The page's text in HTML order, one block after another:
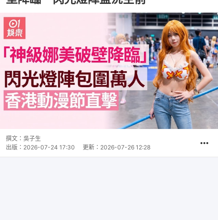
撰文： 吳子生
出版： 2026-07-24 17:30 更新： 2026-07-26 12:28